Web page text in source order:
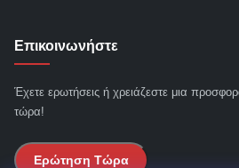
Επικοινωνήστε
Έχετε ερωτήσεις ή χρειάζεστε μια
τώρα!
Ερώτηση Τώρα